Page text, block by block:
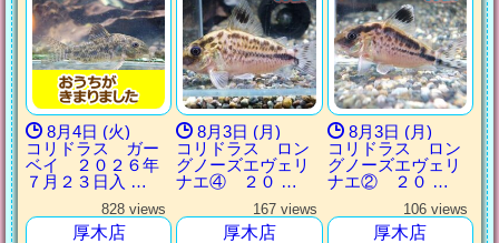
8月4日 (火)
コリドラス ガー
ベイ ２０２６年
７月２３日入 …
8月3日 (月)
コリドラス ロン
グノーズエヴェリ
ナエ④ ２０ …
8月3日 (月)
コリドラス ロン
グノーズエヴェリ
ナエ② ２０ …
828 views
厚木店
167 views
厚木店
106 views
厚木店